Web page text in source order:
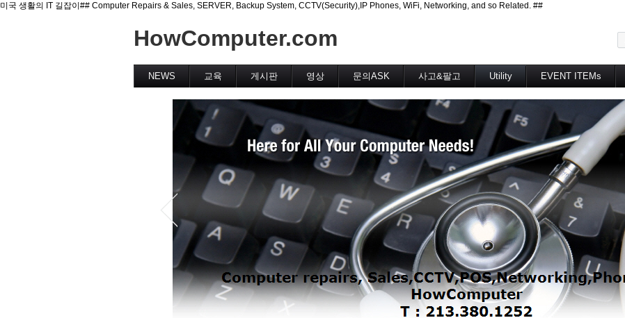
미국 생활의 IT 길잡이## Computer Repairs & Sales, SERVER, Backup System, CCTV(Security),IP Phones, WiFi, Networking, and so Related. ##
HowComputer.com
NEWS 교육 게시판 영상 문의ASK 사고&팔고 Utility EVENT ITEMs